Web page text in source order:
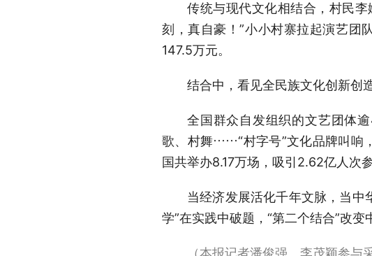
传统与现代文化相结合，村民
刻，真自豪！”小小村寨拉起演艺团
147.5万元。
结合中，看见全民族文化创新创造
全国群众自发组织的文艺团体
歌、村舞……“村字号”文化品牌叫响
国共举办8.17万场，吸引2.62亿人次参
当经济发展活化千年文脉，当中
学”在实践中破题，“第二个结合”改变
（本报记者潘俊强、李茂颖参与